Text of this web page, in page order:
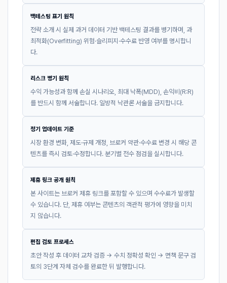
백테스팅 표기 원칙
전략 소개 시 실제 과거 데이터 기반 백테스팅 결과를 병기하며, 과
최적화(Overfitting) 위험·슬리피지·수수료 반영 여부를 명시합니
다.
리스크 병기 원칙
수익 가능성과 함께 손실 시나리오, 최대 낙폭(MDD), 손익비(R:R)
를 반드시 함께 서술합니다. 일방적 낙관론 서술을 금지합니다.
정기 업데이트 기준
시장 환경 변화, 제도·규제 개정, 브로커 약관·수수료 변경 시 해당 콘
텐츠를 즉시 검토·수정합니다. 분기별 전수 점검을 실시합니다.
제휴 링크 공개 원칙
본 사이트는 브로커 제휴 링크를 포함할 수 있으며 수수료가 발생할
수 있습니다. 단, 제휴 여부는 콘텐츠의 객관적 평가에 영향을 미치
지 않습니다.
편집 검토 프로세스
초안 작성 후 데이터 교차 검증 → 수치 정확성 확인 → 면책 문구 검
토의 3단계 자체 검수를 완료한 뒤 발행합니다.